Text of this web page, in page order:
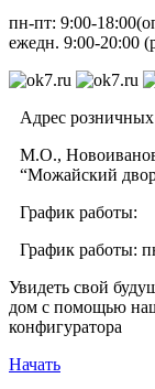
пн-пт: 9:00-
ежедн. 9:00-20:00
Адрес
М.О.,
“Можайский
График работы:
График работы:
Увидеть свой
дом с помощью
конфигуратора
Начать